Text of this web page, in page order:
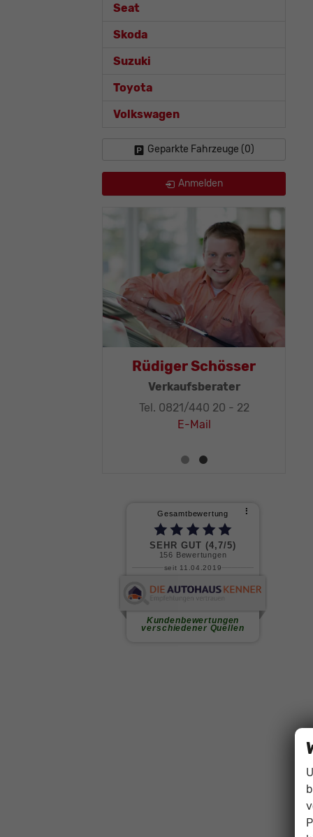
Seat
Skoda
Suzuki
Toyota
Volkswagen
Geparkte Fahrzeuge (0)
Anmelden
Rüdiger Schösser
Verkaufsberater
Tel. 0821/440 20 - 22
E-Mail